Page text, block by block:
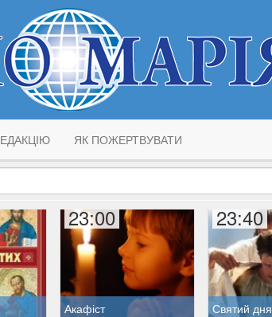
ЯК ПОЖЕРТВУВАТИ
23:00
Акафіст
23:40
Святий дня